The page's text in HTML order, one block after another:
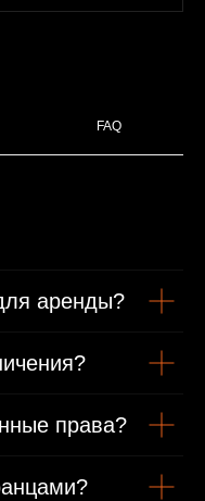
FAQ
аренды?
права?